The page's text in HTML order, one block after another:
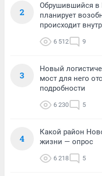
2
Обрушившийся в
планирует
происходит
6 512 9
3
Новый
мост для него
подробности
6 230 5
4
Какой район
жизни — опрос
6 218 5